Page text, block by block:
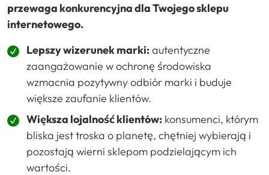
przewaga konkurencyjna dla Twojego sklepu
internetowego.
Lepszy wizerunek marki:autentyczne
zaangażowanie w ochronę środowiska
wzmacnia pozytywny odbiór marki i buduje
większe zaufanie klientów.
Większa lojalność klientów: konsumenci, którym
bliska jest troska o planetę, chętniej wybierają i
pozostają wierni sklepom podzielającym ich
wartości.